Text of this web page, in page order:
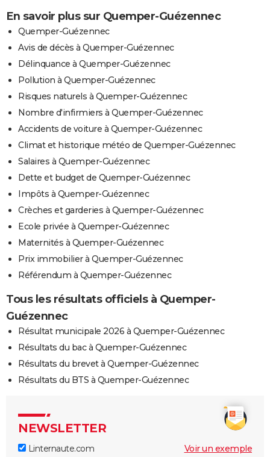
En savoir plus sur Quemper-Guézennec
Quemper-Guézennec
Avis de décès à Quemper-Guézennec
Délinquance à Quemper-Guézennec
Pollution à Quemper-Guézennec
Risques naturels à Quemper-Guézennec
Nombre d'infirmiers à Quemper-Guézennec
Accidents de voiture à Quemper-Guézennec
Climat et historique météo de Quemper-Guézennec
Salaires à Quemper-Guézennec
Dette et budget de Quemper-Guézennec
Impôts à Quemper-Guézennec
Crèches et garderies à Quemper-Guézennec
Ecole privée à Quemper-Guézennec
Maternités à Quemper-Guézennec
Prix immobilier à Quemper-Guézennec
Référendum à Quemper-Guézennec
Tous les résultats officiels à Quemper-
Guézennec
Résultat municipale 2026 à Quemper-Guézennec
Résultats du bac à Quemper-Guézennec
Résultats du brevet à Quemper-Guézennec
Résultats du BTS à Quemper-Guézennec
NEWSLETTER
Linternaute.com Voir un exemple